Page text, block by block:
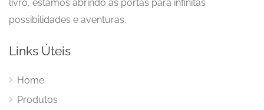
livro, estamos abrindo as portas para infinitas
possibilidades e aventuras.
Links Úteis
Home
Produtos